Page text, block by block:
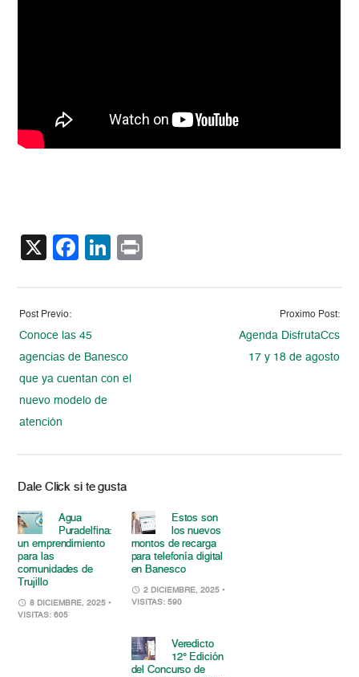
X Facebook
LinkedIn
Post Previo:
Conoce las 45
agencias de Banesco
que ya cuentan con el
nuevo modelo de
atención
Proximo Post:
Agenda DisfrutaCcs
17 y 18 de agosto
Dale Click si te gusta
Agua
Puradelfina:
un emprendimiento
para las
comunidades de
Trujillo
8 DICIEMBRE, 2025 •
VISITAS: 605
Estos son
los nuevos
montos de recarga
para telefonía digital
en Banesco
2 DICIEMBRE, 2025 •
VISITAS: 590
Veredicto
12° Edición
del Concurso de